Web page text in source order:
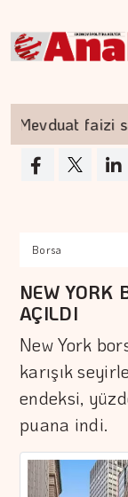
faizi
Borsa
NEW YORK
AÇILDI
New York
karışık
endeksi,
puana indi.